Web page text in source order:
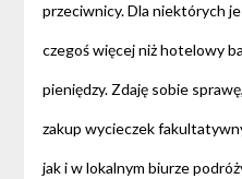
przeciwnicy. Dla niektórych
czegoś więcej niż hotelowy
pieniędzy. Zdaję sobie
zakup wycieczek
jak i w lokalnym biurze